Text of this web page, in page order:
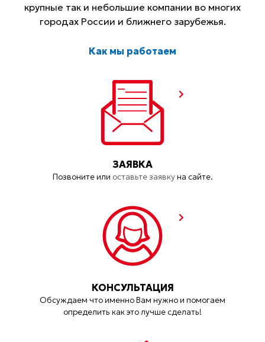
крупные так и небольшие компании во многих
городах России и ближнего зарубежья.
Как мы работаем
ЗАЯВКА
Позвоните или оставьте заявкуна сайте.
КОНСУЛЬТАЦИЯ
Обсуждаем что именно Вам нужно и помогаем
определить как это лучше сделать!